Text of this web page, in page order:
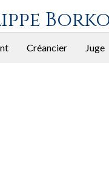
Créancier Juge